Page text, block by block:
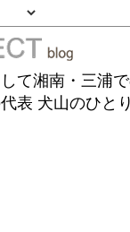
て湘南・三浦
代表 犬山のひと